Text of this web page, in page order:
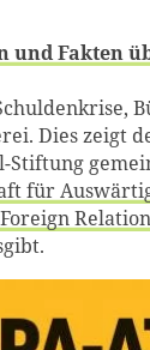
und Fakten
Dies zeigt
Stiftung
für